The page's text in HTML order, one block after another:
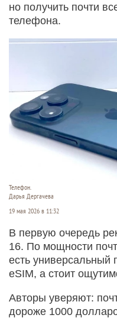
но получить почти
телефона.
Телефон.
Дарья Дергачева
19 мая 2026 в 11:32
В первую очередь
16. По мощности
есть универсальный
eSIM, а стоит
Авторы уверяют:
дороже 1000